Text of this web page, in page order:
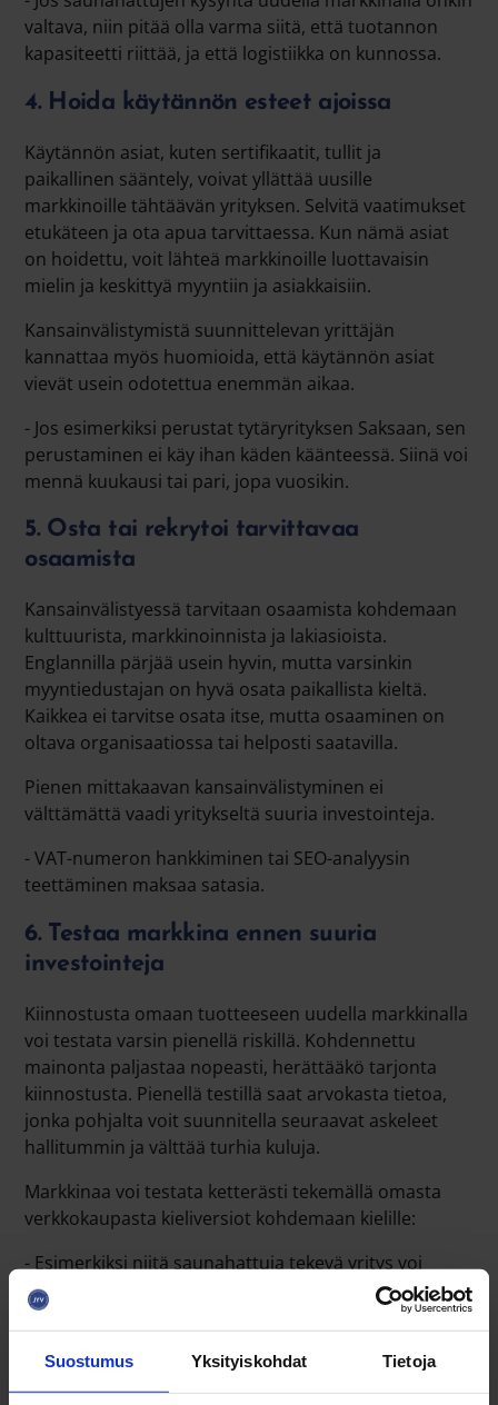
Suostumus Yksityiskohdat Tietoja
valtava, niin pitää olla varma siitä, että tuotannon
kapasiteetti riittää, ja että logistiikka on kunnossa.
4. Hoida käytännön esteet ajoissa
Käytännön asiat, kuten sertifikaatit, tullit ja
paikallinen sääntely, voivat yllättää uusille
markkinoille tähtäävän yrityksen. Selvitä vaatimukset
etukäteen ja ota apua tarvittaessa. Kun nämä asiat
on hoidettu, voit lähteä markkinoille luottavaisin
mielin ja keskittyä myyntiin ja asiakkaisiin.
Kansainvälistymistä suunnittelevan yrittäjän
kannattaa myös huomioida, että käytännön asiat
vievät usein odotettua enemmän aikaa.
- Jos esimerkiksi perustat tytäryrityksen Saksaan, sen
perustaminen ei käy ihan käden käänteessä. Siinä voi
mennä kuukausi tai pari, jopa vuosikin.
5. Osta tai rekrytoi tarvittavaa
osaamista
Kansainvälistyessä tarvitaan osaamista kohdemaan
kulttuurista, markkinoinnista ja lakiasioista.
Englannilla pärjää usein hyvin, mutta varsinkin
myyntiedustajan on hyvä osata paikallista kieltä.
Kaikkea ei tarvitse osata itse, mutta osaaminen on
oltava organisaatiossa tai helposti saatavilla.
Pienen mittakaavan kansainvälistyminen ei
välttämättä vaadi yritykseltä suuria investointeja.
- VAT-numeron hankkiminen tai SEO-analyysin
teettäminen maksaa satasia.
6. Testaa markkina ennen suuria
investointeja
Kiinnostusta omaan tuotteeseen uudella markkinalla
voi testata varsin pienellä riskillä. Kohdennettu
mainonta paljastaa nopeasti, herättääkö tarjonta
kiinnostusta. Pienellä testillä saat arvokasta tietoa,
jonka pohjalta voit suunnitella seuraavat askeleet
hallitummin ja välttää turhia kuluja.
Markkinaa voi testata ketterästi tekemällä omasta
verkkokaupasta kieliversiot kohdemaan kielille:
- Esimerkiksi niitä saunahattuja tekevä yritys voi
tehdä verkkokaupastaan todella hyvät käännökset
tekoälyn avulla ilmaiseksi. Aiemmin kieliversioiden
7. Panosta brändiin ja tarinaan